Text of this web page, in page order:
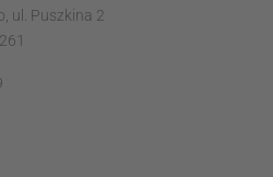
ul. Puszkina 2